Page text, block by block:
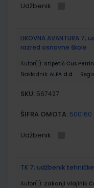
Udžbenik
LIKOVNA AVANTURA
razred osnovne škole
Autor(i): Stipetić Čus
Nakladnik: ALFA d.d.
SKU: 567427
ŠIFRA OMOTA: 500160
Udžbenik
TK 7; udžbenik
Autor(i): Zakanji Vlajinić